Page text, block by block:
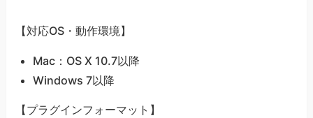
【対応OS・動作環境】
Mac：OS X 10.7以降
Windows 7以降
【プラグインフォーマット】